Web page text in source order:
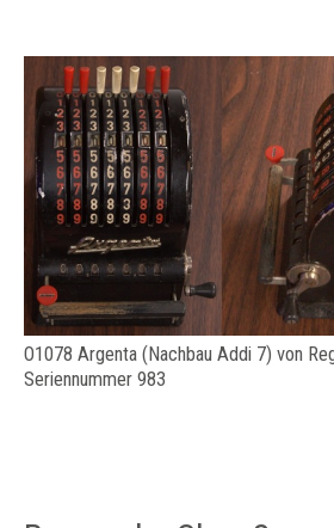
O1078 Argenta (Nachbau Addi 7) von
Seriennummer 983